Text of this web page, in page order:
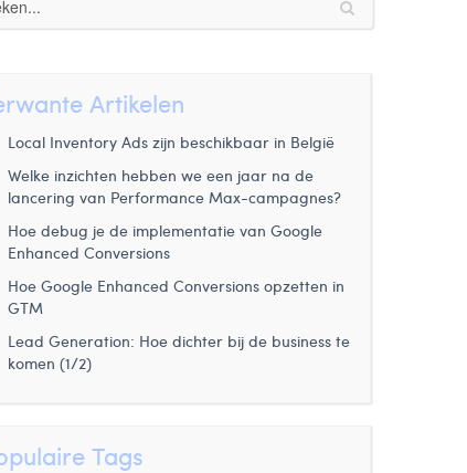
Artikelen
Local Inventory Ads zijn beschikbaar in België
Welke inzichten hebben we een jaar na de
lancering van Performance Max-campagnes?
Hoe debug je de implementatie van Google
Enhanced Conversions
Hoe Google Enhanced Conversions opzetten in
GTM
Lead Generation: Hoe dichter bij de business te
komen (1/2)
Tags